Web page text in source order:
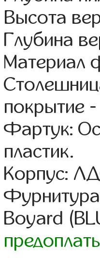
Высота
Глубина
Материал
покрытие -
Фартук:
пластик.
Корпус:
Boyard